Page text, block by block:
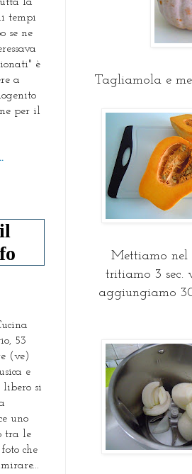
Tagliamola e
Mettiamo
tritiamo 3 sec.
aggiungiamo
tempi
se ne
è
a
per il
53
(ve)
e
libero si
uno
tra le
che